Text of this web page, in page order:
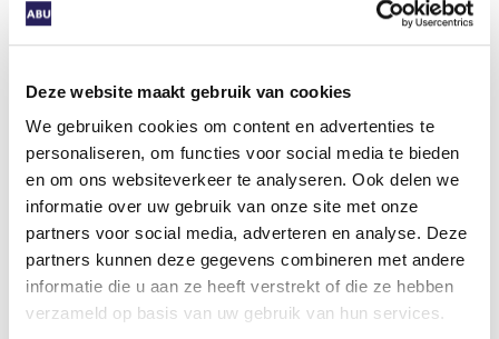
Deze website maakt gebruik van cookies
We gebruiken cookies om content en advertenties te
personaliseren, om functies voor social media te bieden
en om ons websiteverkeer te analyseren. Ook delen we
informatie over uw gebruik van onze site met onze
partners voor social media, adverteren en analyse. Deze
partners kunnen deze gegevens combineren met andere
informatie die u aan ze heeft verstrekt of die ze hebben
verzameld op basis van uw gebruik van hun services.
herziening van de koppeling kost structureel
geld, reden waarom het kabinet het niet
maken. Ook in de Tweede Kamer is, zo bleek in
het debat vooralsnog alleen een meerderheid te
vinden voor een studie.
Onvoorstelbaar dat partijen het overleg hebben
laten vastlopen, terwijl de sociaaleconomische
problemen zo urgent zijn. Hoogste tijd dat
partijen weer om tafel gaan en het lef tonen dat
de maatschappij van hen eist.